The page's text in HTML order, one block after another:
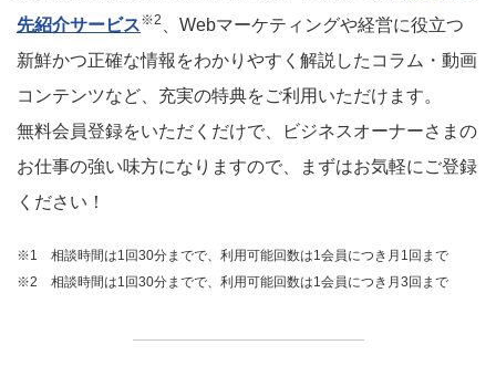
先紹介サービス※2
、Webマーケティングや経営に役立つ
新鮮かつ正確な情報をわかりやすく解説したコラム・動画
コンテンツなど、充実の特典をご利用いただけます。
無料会員登録をいただくだけで、ビジネスオーナーさまの
お仕事の強い味方になりますので、まずはお気軽にご登録
ください！
※1 相談時間は1回30分までで、利用可能回数は1会員につき月1回まで
※2 相談時間は1回30分までで、利用可能回数は1会員につき月3回まで